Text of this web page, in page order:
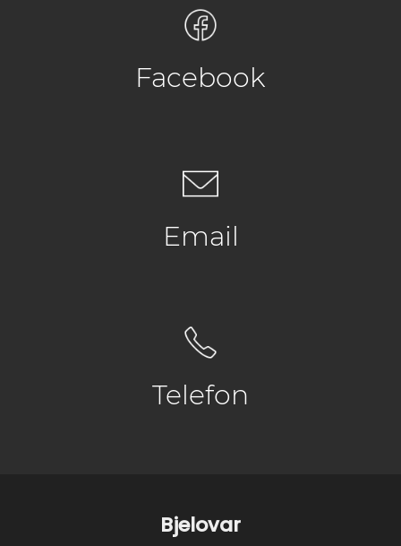
Facebook
Email
Telefon
Bjelovar